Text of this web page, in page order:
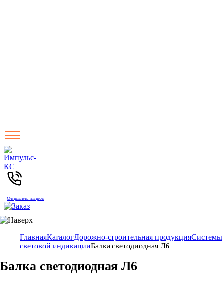
Отправить запрос
ГлавнаяКаталогДорожно-строительная продукцияСистемы
световой индикацииБалка светодиодная Л6
Балка светодиодная Л6